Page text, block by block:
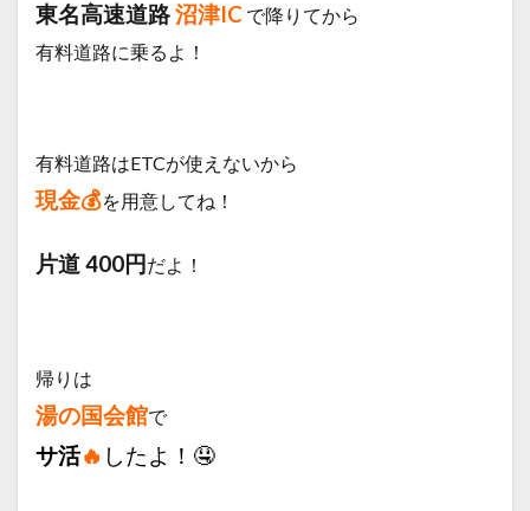
東名高速道路沼津IC で降りてから
有料道路に乗るよ！
有料道路はETCが使えないから
現金💰を用意してね！
片道 400円 だよ！
帰りは
湯の国会館で
サ活🔥 したよ！🤤